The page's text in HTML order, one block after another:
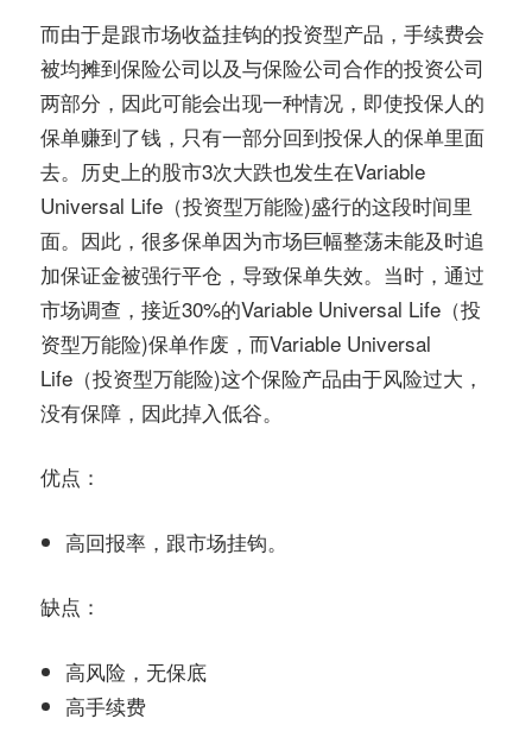
而由于是跟市场收益挂钩的投资型产品，手续费会
被均摊到保险公司以及与保险公司合作的投资公司
两部分，因此可能会出现一种情况，即使投保人的
保单赚到了钱，只有一部分回到投保人的保单里面
去。历史上的股市3次大跌也发生在Variable
Universal Life（投资型万能险)盛行的这段时间里
面。因此，很多保单因为市场巨幅整荡未能及时追
加保证金被强行平仓，导致保单失效。当时，通过
市场调查，接近30%的Variable Universal Life（投
资型万能险)保单作废，而Variable Universal
Life（投资型万能险)这个保险产品由于风险过大，
没有保障，因此掉入低谷。
优点：
高回报率，跟市场挂钩。
缺点：
高风险，无保底
高手续费